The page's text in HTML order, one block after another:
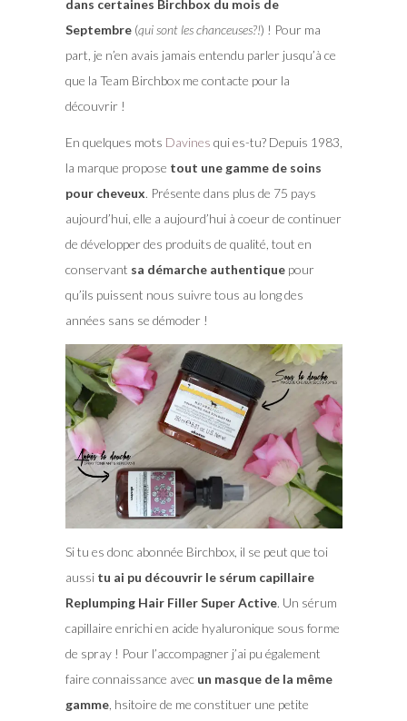
dans certaines Birchbox du mois de
Septembre(qui sont les chanceuses?!) ! Pour ma
part, je n’en avais jamais entendu parler jusqu’à ce
que la Team Birchbox me contacte pour la
découvrir !
En quelques mots Davines qui es-tu? Depuis 1983,
la marque propose tout une gamme de soins
pour cheveux. Présente dans plus de 75 pays
aujourd’hui, elle a aujourd’hui à coeur de continuer
de développer des produits de qualité, tout en
conservant sa démarche authentiquepour
qu’ils puissent nous suivre tous au long des
années sans se démoder !
Si tu es donc abonnée Birchbox, il se peut que toi
aussi tu ai pu découvrir le sérum capillaire
Replumping Hair Filler Super Active. Un sérum
capillaire enrichi en acide hyaluronique sous forme
de spray ! Pour l’accompagner j’ai pu également
faire connaissance avec un masque de la même
gamme, hsitoire de me constituer une petite